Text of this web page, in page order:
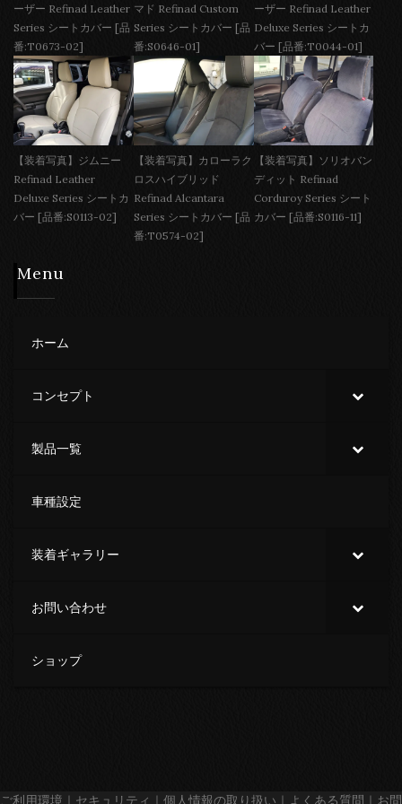
ーザー Refinad Leather
Series シートカバー [品
番:T0673-02]
マド Refinad Custom
Series シートカバー [品
番:S0646-01]
ーザー Refinad Leather
Deluxe Series シートカ
バー [品番:T0044-01]
【装着写真】ジムニー
Refinad Leather
Deluxe Series シートカ
バー [品番:S0113-02]
【装着写真】カローラク
ロスハイブリッド
Refinad Alcantara
Series シートカバー [品
番:T0574-02]
【装着写真】ソリオバン
ディット Refinad
Corduroy Series シート
カバー [品番:S0116-11]
Menu
ホーム
コンセプト
製品一覧
車種設定
装着ギャラリー
お問い合わせ
ショップ
ご利用環境 ｜ セキュリティ ｜ 個人情報の取り扱い ｜ よくある質問 ｜ お問